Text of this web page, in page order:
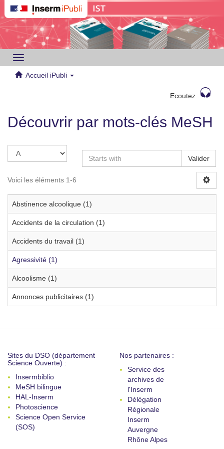
Toggle
navigation
Accueil iPubli
Ecoutez
Découvrir par mots-clés MeSH
Valider
Voici les éléments 1-6
Abstinence alcoolique (1)
Accidents de la circulation (1)
Accidents du travail (1)
Agressivité (1)
Alcoolisme (1)
Annonces publicitaires (1)
Sites du DSO (département
Science Ouverte) :
Insermbiblio
MeSH bilingue
HAL-Inserm
Photoscience
Science Open Service
(SOS)
Nos partenaires :
Service des
archives de
l'Inserm
Délégation
Régionale
Inserm
Auvergne
Rhône Alpes